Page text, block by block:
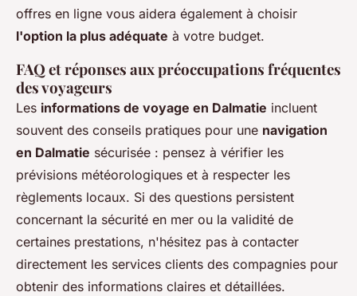
offres en ligne vous aidera également à choisir
l'option la plus adéquate à votre budget.
FAQ et réponses aux préoccupations fréquentes
des voyageurs
Les informations de voyage en Dalmatie incluent
souvent des conseils pratiques pour une navigation
en Dalmatie sécurisée : pensez à vérifier les
prévisions météorologiques et à respecter les
règlements locaux. Si des questions persistent
concernant la sécurité en mer ou la validité de
certaines prestations, n'hésitez pas à contacter
directement les services clients des compagnies pour
obtenir des informations claires et détaillées.